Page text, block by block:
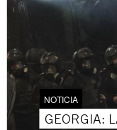
NOTICIA
GEORGIA: